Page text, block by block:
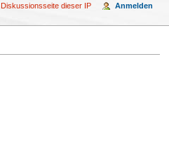
Diskussionsseite dieser IP Anmelden